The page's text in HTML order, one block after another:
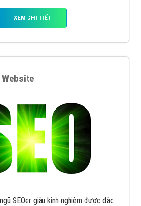
XEM CHI TIẾT
Website
SEOer giàu kinh nghiệm được đào